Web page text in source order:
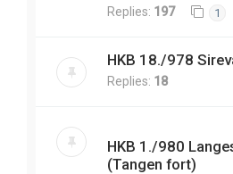
Replies: 197 1
HKB 18./978
Replies: 18
HKB 1./980
(Tangen fort)